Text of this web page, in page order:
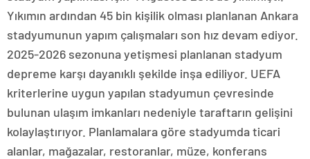
Yıkımın ardından 45 bin kişilik olması planlanan Ankara
stadyumunun yapım çalışmaları son hız devam ediyor.
2025-2026 sezonuna yetişmesi planlanan stadyum
depreme karşı dayanıklı şekilde inşa ediliyor. UEFA
kriterlerine uygun yapılan stadyumun çevresinde
bulunan ulaşım imkanları nedeniyle taraftarın gelişini
kolaylaştırıyor. Planlamalara göre stadyumda ticari
alanlar, mağazalar, restoranlar, müze, konferans